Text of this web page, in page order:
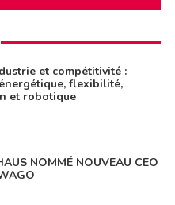
et compétitivité :
flexibilité,
et robotique
NOMMÉ NOUVEAU CEO